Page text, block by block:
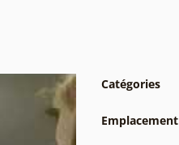
Catégories
Emplacement